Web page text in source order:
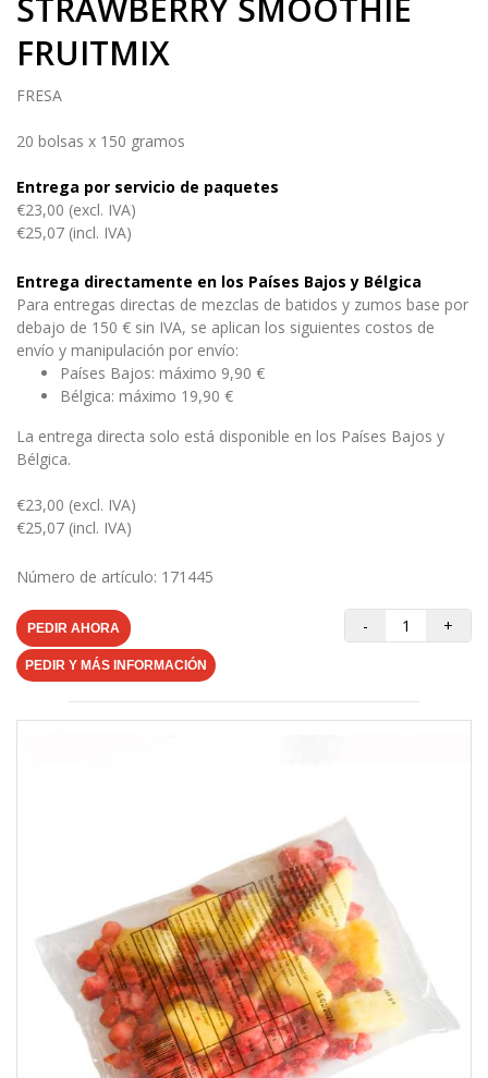
FRUITMIX
FRESA
20 bolsas x 150 gramos
Entrega por servicio de paquetes
€23,00 (excl. IVA)
€25,07 (incl. IVA)
Entrega directamente en los Países Bajos y Bélgica
Para entregas directas de mezclas de batidos y zumos base por
debajo de 150 € sin IVA, se aplican los siguientes costos de
envío y manipulación por envío:
Países Bajos: máximo 9,90 €
Bélgica: máximo 19,90 €
La entrega directa solo está disponible en los Países Bajos y
Bélgica.
€23,00 (excl. IVA)
€25,07 (incl. IVA)
Número de artículo: 171445
PEDIR AHORA - +
PEDIR Y MÁS INFORMACIÓN